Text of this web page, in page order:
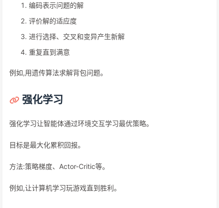
编码表示问题的解
评价解的适应度
进行选择、交叉和变异产生新解
重复直到满意
例如,用遗传算法求解背包问题。
强化学习
强化学习让智能体通过环境交互学习最优策略。
目标是最大化累积回报。
方法:策略梯度、Actor-Critic等。
例如,让计算机学习玩游戏直到胜利。